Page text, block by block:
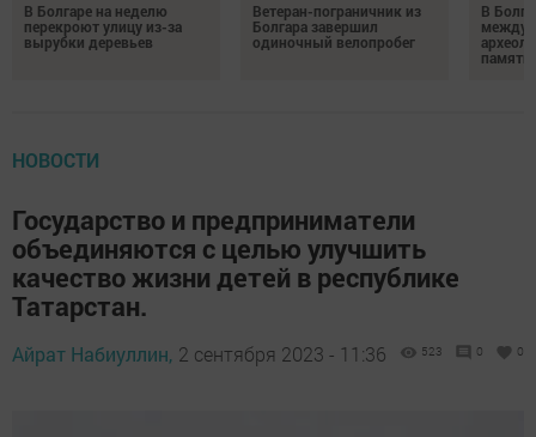
В Болгаре на неделю
перекроют улицу из-за
вырубки деревьев
Ветеран-пограничник из
Болгара завершил
одиночный велопробег
В
памяти
НОВОСТИ
Государство и предприниматели
объединяются с целью улучшить
качество жизни детей в республике
Татарстан.
Айрат Набиуллин, 2 сентября 2023 - 11:36 523 0 0